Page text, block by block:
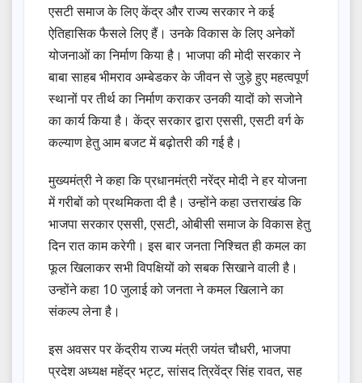
एसटी समाज के लिए केंद्र और राज्य सरकार ने कई
ऐतिहासिक फैसले लिए हैं। उनके विकास के लिए अनेकों
योजनाओं का निर्माण किया है। भाजपा की मोदी सरकार ने
बाबा साहब भीमराव अम्बेडकर के जीवन से जुड़े हुए महत्वपूर्ण
स्थानों पर तीर्थ का निर्माण कराकर उनकी यादों को सजोने
का कार्य किया है। केंद्र सरकार द्वारा एससी, एसटी वर्ग के
कल्याण हेतु आम बजट में बढ़ोतरी की गई है।
मुख्यमंत्री ने कहा कि प्रधानमंत्री नरेंद्र मोदी ने हर योजना
में गरीबों को प्रथमिकता दी है। उन्होंने कहा उत्तराखंड कि
भाजपा सरकार एससी, एसटी, ओबीसी समाज के विकास हेतु
दिन रात काम करेगी। इस बार जनता निश्चित ही कमल का
फूल खिलाकर सभी विपक्षियों को सबक सिखाने वाली है।
उन्होंने कहा 10 जुलाई को जनता ने कमल खिलाने का
संकल्प लेना है।
इस अवसर पर केंद्रीय राज्य मंत्री जयंत चौधरी, भाजपा
प्रदेश अध्यक्ष महेंद्र भट्ट, सांसद त्रिवेंद्र सिंह रावत, सह